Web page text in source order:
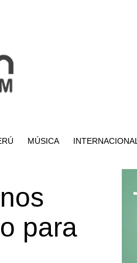
MÚSICA INTERNACIONAL
para